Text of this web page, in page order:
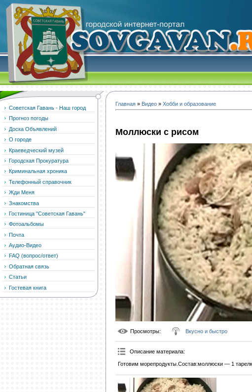
Советская Гавань - Наш город
Прогноз погоды
Доска Объявлений
О городе
Краеведческий музей
Городская Прокуратура
Криминальная хроника
Телефонный справочник
Жди Меня
Знакомства
Гостиница "Советская Гавань"
Фотоальбомы
Почта
Аудио-Видео
FAQ (вопрос/ответ)
Обратная связь
Статьи
Гостевая книга
Главная » Видео » Хобби и образование
Моллюски с рисом
Просмотры: Вкусно и быстро
Описание материала:
Готовим морепродукты.Состав:моллюски — 1